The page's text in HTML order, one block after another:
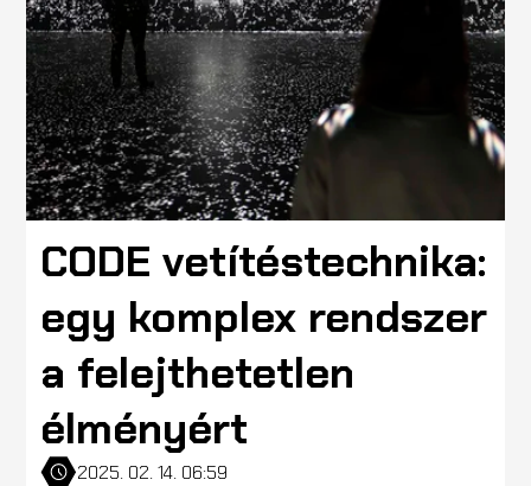
CODE vetítéstechnika:
egy komplex rendszer
a felejthetetlen
élményért
2025. 02. 14. 06:59